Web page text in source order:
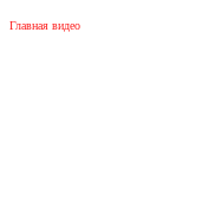
Главная видео